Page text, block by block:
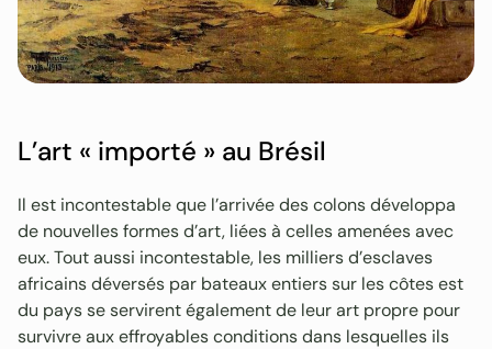
L’art « importé » au Brésil
Il est incontestable que l’arrivée des colons développa
de nouvelles formes d’art, liées à celles amenées avec
eux. Tout aussi incontestable, les milliers d’esclaves
africains déversés par bateaux entiers sur les côtes est
du pays se servirent également de leur art propre pour
survivre aux effroyables conditions dans lesquelles ils